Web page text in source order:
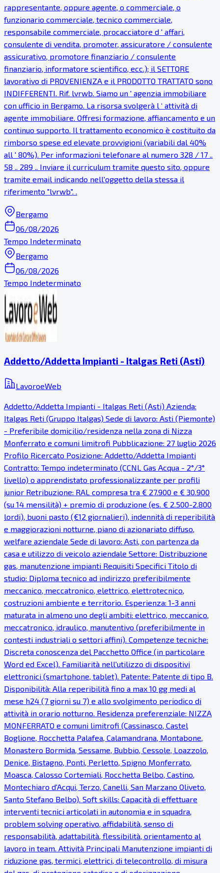
rappresentante, oppure agente, o commerciale, o
funzionario commerciale, tecnico commerciale,
responsabile commerciale, procacciatore d ' affari,
consulente di vendita, promoter, assicuratore / consulente
assicurativo, promotore finanziario / consulente
finanziario, informatore scientifico, ecc.); il SETTORE
lavorativo di PROVENIENZA e il PRODOTTO TRATTATO sono
INDIFFERENTI. Rif. lvrwb. Siamo un ' agenzia immobiliare
con ufficio in Bergamo. La risorsa svolgerà l ‘ attività di
agente immobiliare. Offresi formazione, affiancamento e un
continuo supporto. Il trattamento economico è costituito da
rimborso spese ed elevate provvigioni (variabili dal 40%
all ' 80%). Per informazioni telefonare al numero 328 / 17 ..
58 .. 289 .. Inviare il curriculum tramite questo sito, oppure
tramite email indicando nell'oggetto della stessa il
riferimento "lvrwb". .
Bergamo
06/08/2026
Tempo Indeterminato
Bergamo
06/08/2026
Tempo Indeterminato
Addetto/Addetta Impianti - Italgas Reti (Asti)
LavoroeWeb
Addetto/Addetta Impianti - Italgas Reti (Asti) Azienda:
Italgas Reti (Gruppo Italgas) Sede di lavoro: Asti (Piemonte)
- Preferibile domicilio/residenza nella zona di Nizza
Monferrato e comuni limitrofi Pubblicazione: 27 luglio 2026
Profilo Ricercato Posizione: Addetto/Addetta Impianti
Contratto: Tempo indeterminato (CCNL Gas Acqua - 2°/3°
livello) o apprendistato professionalizzante per profili
junior Retribuzione: RAL compresa tra € 27.900 e € 30.900
(su 14 mensilità) + premio di produzione (es. € 2.500-2.800
lordi), buoni pasto (€12 giornalieri), indennità di reperibilità
e maggiorazioni notturne, piano di azionariato diffuso,
welfare aziendale Sede di lavoro: Asti, con partenza da
casa e utilizzo di veicolo aziendale Settore: Distribuzione
gas, manutenzione impianti Requisiti Specifici Titolo di
studio: Diploma tecnico ad indirizzo preferibilmente
meccanico, meccatronico, elettrico, elettrotecnico,
costruzioni ambiente e territorio. Esperienza: 1-3 anni
maturata in almeno uno degli ambiti: elettrico, meccanico,
meccatronico, idraulico, manutentivo (preferibilmente in
contesti industriali o settori affini). Competenze tecniche:
Discreta conoscenza del Pacchetto Office (in particolare
Word ed Excel). Familiarità nell'utilizzo di dispositivi
elettronici (smartphone, tablet). Patente: Patente di tipo B.
Disponibilità: Alla reperibilità fino a max 10 gg medi al
mese h24 (7 giorni su 7) e allo svolgimento periodico di
attività in orario notturno. Residenza preferenziale: NIZZA
MONFERRATO e comuni limitrofi (Cassinasco, Castel
Boglione, Rocchetta Palafea, Calamandrana, Montabone,
Monastero Bormida, Sessame, Bubbio, Cessole, Loazzolo,
Denice, Bistagno, Ponti, Perletto, Spigno Monferrato,
Moasca, Calosso Cortemiali, Rocchetta Belbo, Castino,
Montechiaro d'Acqui, Terzo, Canelli, San Marzano Oliveto,
Santo Stefano Belbo). Soft skills: Capacità di effettuare
interventi tecnici articolati in autonomia e in squadra,
problem solving operativo, affidabilità, senso di
responsabilità, adattabilità, flessibilità, orientamento al
lavoro in team. Attività Principali Manutenzione impianti di
riduzione gas, termici, elettrici, di telecontrollo, di misura